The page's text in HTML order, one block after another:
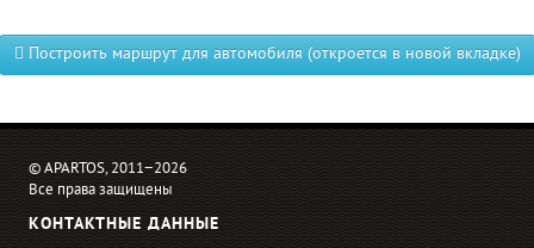
Построить маршрут для автомобиля (откроется в новой вкладке)
© APARTOS, 2011−2026
Все права защищены
КОНТАКТНЫЕ ДАННЫЕ